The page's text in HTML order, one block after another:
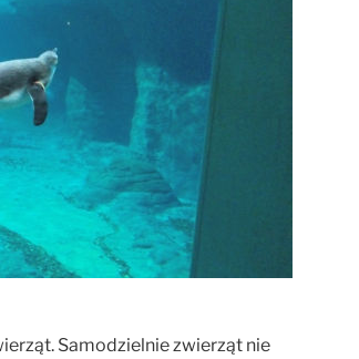
Samodzielnie zwierząt nie